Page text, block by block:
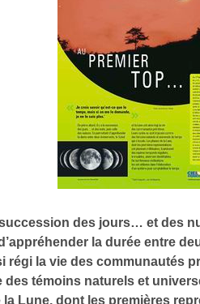
des jours… et des
la durée entre
régi la vie des communautés
des témoins naturels et
la Lune, dont les premières